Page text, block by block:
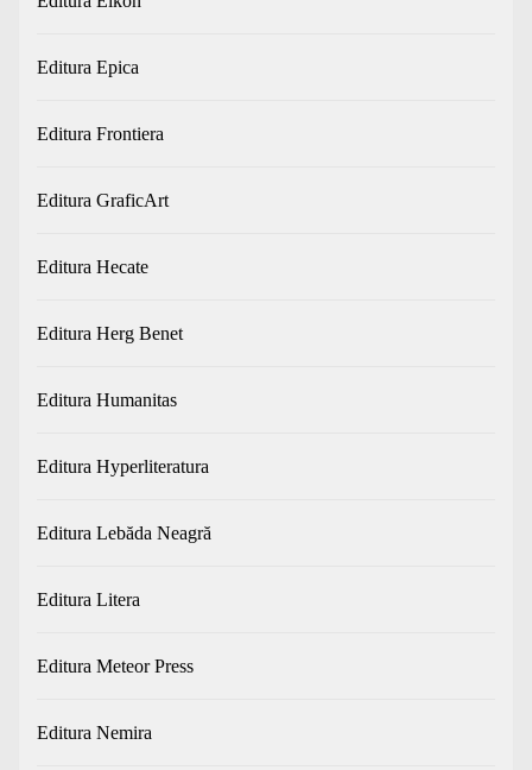
Editura Epica
Editura Frontiera
Editura GraficArt
Editura Hecate
Editura Herg Benet
Editura Humanitas
Editura Hyperliteratura
Editura Lebăda Neagră
Editura Litera
Editura Meteor Press
Editura Nemira